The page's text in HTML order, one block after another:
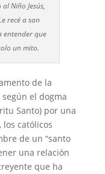
Niño Jesús,
recé a san
entender que
un mito.
de la
el dogma
Santo) por una
católicos
de un “santo
una relación
que ha